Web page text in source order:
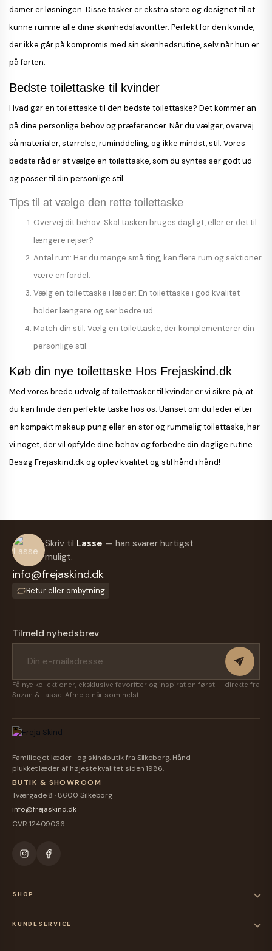
damer er løsningen. Disse tasker er ekstra store og designet til at
kunne rumme alle dine skønhedsfavoritter. Perfekt for den kvinde,
der ikke går på kompromis med sin skønhedsrutine, selv når hun er
på farten.
Bedste toilettaske til kvinder
Hvad gør en toilettaske til den bedste toilettaske? Det kommer an
på dine personlige behov og præferencer. Når du vælger, overvej
så materialer, størrelse, ruminddeling, og ikke mindst, stil. Vores
bedste råd er at vælge en toilettaske, som du syntes ser godt ud
og passer til din personlige stil.
Tips til at vælge den rette toilettaske
Overvej dit behov: Skal tasken bruges dagligt, eller er det til
længere rejser?
Antal rum: Har du mange små ting, kan flere rum og sektioner
være en fordel.
Vælg en toilettaske i læder: En toilettaske i god kvalitet
holder længere og ser bedre ud.
Match din stil: Vælg en toilettaske, der komplementerer din
personlige stil.
Køb din nye toilettaske Hos Frejaskind.dk
Med vores brede udvalg af toilettasker til kvinder er vi sikre på, at
du kan finde den perfekte taske hos os. Uanset om du leder efter
en kompakt makeup pung eller en stor og rummelig toilettaske, har
vi noget, der vil opfylde dine behov og forbedre din daglige rutine.
Besøg Frejaskind.dk og oplev kvalitet og stil hånd i hånd!
Skriv til Lasse — han svarer hurtigst
muligt.
info@frejaskind.dk
Retur eller ombytning
Tilmeld nyhedsbrev
Få nye kollektioner, eksklusive favoritter og inspiration først — direkte fra
Suzan & Lasse. Afmeld når som helst.
Familieejet læder- og skindbutik fra Silkeborg. Hånd-
plukket læder af højeste kvalitet siden 1986.
BUTIK & SHOWROOM
Tværgade 8 · 8600 Silkeborg
info@frejaskind.dk
CVR 12409036
SHOP
KUNDESERVICE